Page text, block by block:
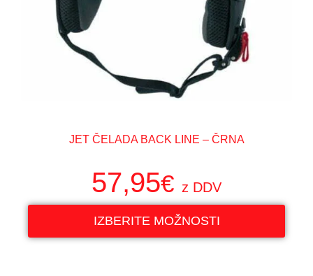
JET ČELADA BACK LINE – ČRNA
57,95€ z DDV
IZBERITE MOŽNOSTI